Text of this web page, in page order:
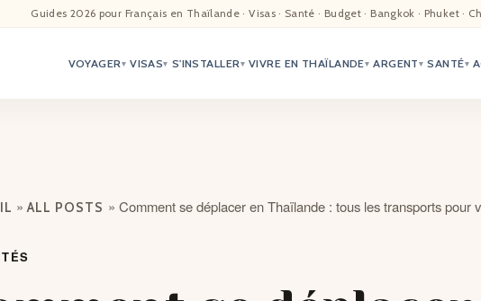
Guides 2026 pour Français en Thaïlande · Visas · Santé · Budget · Bangkok · Phuket ·
VOYAGER▾ VISAS▾ S'INSTALLER▾ VIVRE EN THAÏLANDE▾ ARGENT ▾ SANTÉ▾
ACCUEIL
ACTUALITÉ
»ALL POSTS » Comment se déplacer en Thaïlande : tous les transports pour